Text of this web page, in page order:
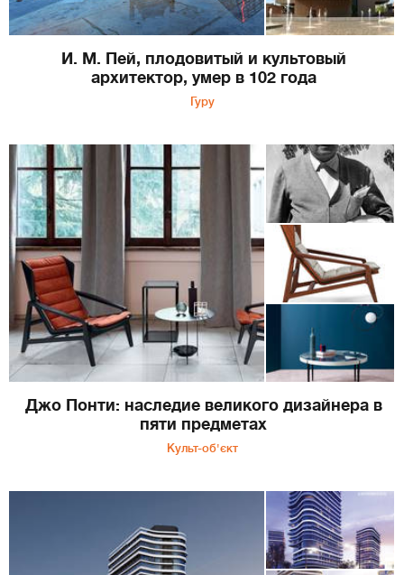
И. М. Пей, плодовитый и культовый
архитектор, умер в 102 года
Гуру
Джо Понти: наследие великого дизайнера в
пяти предметах
Культ-об'єкт